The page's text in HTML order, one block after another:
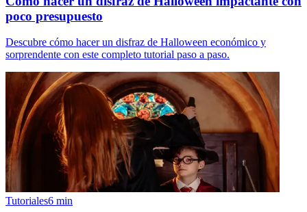
poco presupuesto
Descubre cómo hacer un disfraz de Halloween económico y
sorprendente con este completo tutorial paso a paso.
Tutoriales6 min